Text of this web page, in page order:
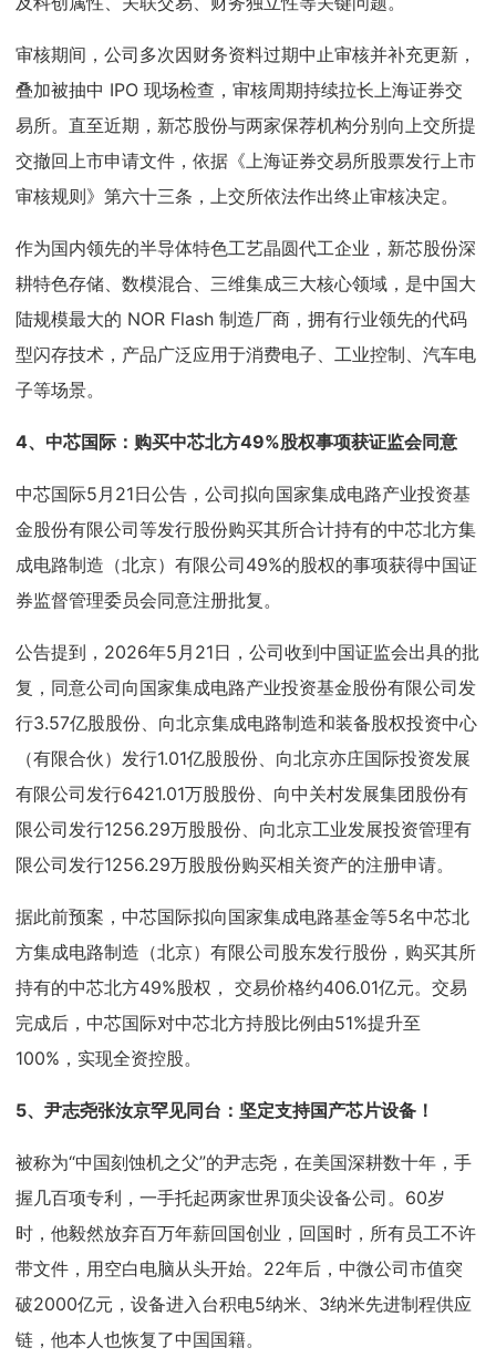
审核期间，公司多次因财务资料过期中止审核并补充更新，
叠加被抽中 IPO 现场检查，审核周期持续拉长上海证券交
易所。直至近期，新芯股份与两家保荐机构分别向上交所提
交撤回上市申请文件，依据《上海证券交易所股票发行上市
审核规则》第六十三条，上交所依法作出终止审核决定。
作为国内领先的半导体特色工艺晶圆代工企业，新芯股份深
耕特色存储、数模混合、三维集成三大核心领域，是中国大
陆规模最大的 NOR Flash 制造厂商，拥有行业领先的代码
型闪存技术，产品广泛应用于消费电子、工业控制、汽车电
子等场景。
4、 中芯国际：购买中芯北方49%股权事项获证监会同意
中芯国际5月21日公告，公司拟向国家集成电路产业投资基
金股份有限公司等发行股份购买其所合计持有的中芯北方集
成电路制造（北京）有限公司49%的股权的事项获得中国证
券监督管理委员会同意注册批复。
公告提到，2026年5月21日，公司收到中国证监会出具的批
复，同意公司向国家集成电路产业投资基金股份有限公司发
行3.57亿股股份、向北京集成电路制造和装备股权投资中心
（有限合伙）发行1.01亿股股份、向北京亦庄国际投资发展
有限公司发行6421.01万股股份、向中关村发展集团股份有
限公司发行1256.29万股股份、向北京工业发展投资管理有
限公司发行1256.29万股股份购买相关资产的注册申请。
据此前预案，中芯国际拟向国家集成电路基金等5名中芯北
方集成电路制造（北京）有限公司股东发行股份，购买其所
持有的中芯北方49%股权， 交易价格约406.01亿元。交易
完成后，中芯国际对中芯北方持股比例由51%提升至
100%，实现全资控股。
5、尹志尧张汝京罕见同台：坚定支持国产芯片设备！
被称为“中国刻蚀机之父”的尹志尧，在美国深耕数十年，手
握几百项专利，一手托起两家世界顶尖设备公司。60岁
时，他毅然放弃百万年薪回国创业，回国时，所有员工不许
带文件，用空白电脑从头开始。22年后，中微公司市值突
破2000亿元，设备进入台积电5纳米、3纳米先进制程供应
链，他本人也恢复了中国国籍。